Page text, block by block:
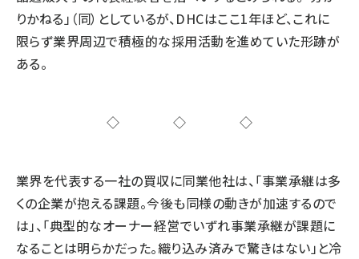
りかねる」（同）としているが、DHCはここ1年ほど、これに
限らず業界周辺で積極的な採用活動を進めていた形跡が
ある。
◇◇◇
業界を代表する一社の買収に同業他社は、「事業承継は多
くの企業が抱える課題。今後も同様の動きが加速するので
は」、「典型的なオーナー経営でいずれ事業承継が課題に
なることは明らかだった。織り込み済みで驚きはない」と冷